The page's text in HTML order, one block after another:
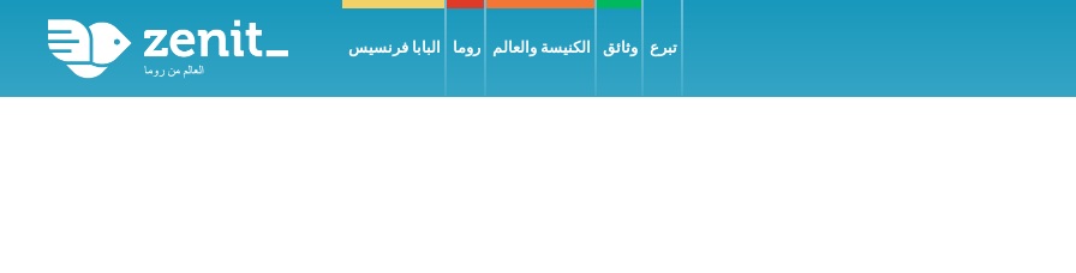
البابا فرنسيس روما الكنيسة والعالم وثائق تبرع